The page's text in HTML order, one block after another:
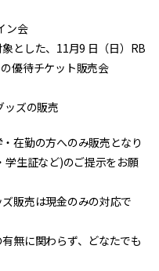
ン会
とした、11月9 日（日）RB
優待チケット販売会
ッズの販売
在勤の方へのみ販売となり
学生証など)のご提示をお願
販売は現金のみの対応で
無に関わらず、どなたでも